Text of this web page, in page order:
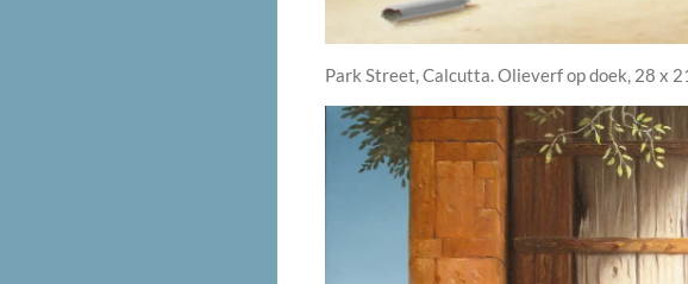
Park Street, Calcutta. Olieverf op doek, 28 x